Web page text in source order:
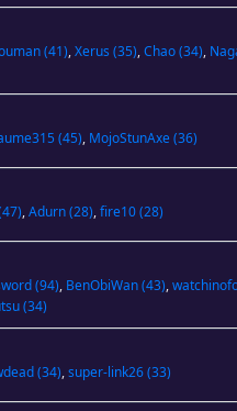
(41),Xerus (35),Chao(34),
(45), MojoStunAxe(36)
,Adurn(28),fire10(28)
(94), BenObiWan(43),
(34)
(34),super-link26(33)